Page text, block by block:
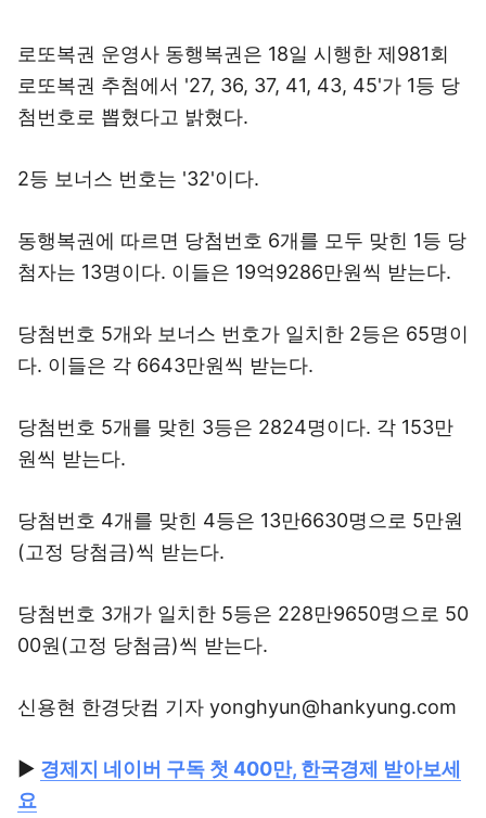
로또복권 운영사 동행복권은 18일 시행한 제981회
로또복권 추첨에서 '27, 36, 37, 41, 43, 45'가 1등 당
첨번호로 뽑혔다고 밝혔다.
2등 보너스 번호는 '32'이다.
동행복권에 따르면 당첨번호 6개를 모두 맞힌 1등 당
첨자는 13명이다. 이들은 19억9286만원씩 받는다.
당첨번호 5개와 보너스 번호가 일치한 2등은 65명이
다. 이들은 각 6643만원씩 받는다.
당첨번호 5개를 맞힌 3등은 2824명이다. 각 153만
원씩 받는다.
당첨번호 4개를 맞힌 4등은 13만6630명으로 5만원
(고정 당첨금)씩 받는다.
당첨번호 3개가 일치한 5등은 228만9650명으로 50
00원(고정 당첨금)씩 받는다.
신용현 한경닷컴 기자 yonghyun@hankyung.com
▶ 경제지 네이버 구독 첫 400만, 한국경제 받아보세
요